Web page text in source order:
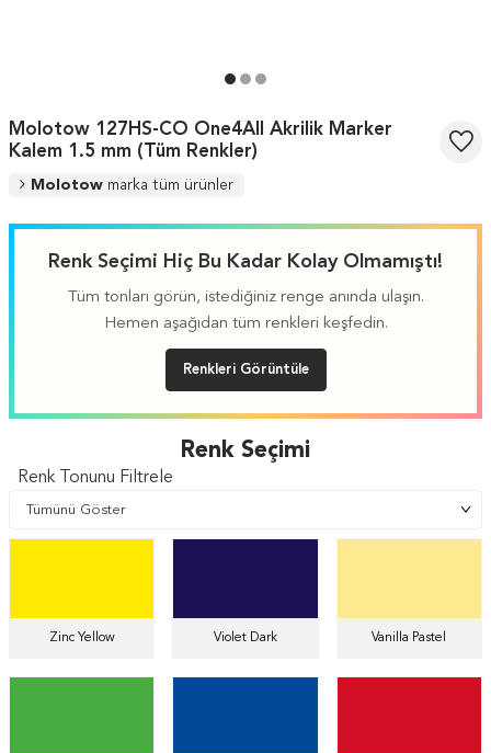
Molotow 127HS-CO One4All Akrilik Marker
Kalem 1.5 mm (Tüm Renkler)
Molotow marka tüm ürünler
Renk Seçimi Hiç Bu Kadar Kolay Olmamıştı!
Tüm tonları görün, istediğiniz renge anında ulaşın.
Hemen aşağıdan tüm renkleri keşfedin.
Renkleri Görüntüle
Renk Seçimi
Renk Tonunu Filtrele
Zinc Yellow Violet Dark Vanilla Pastel